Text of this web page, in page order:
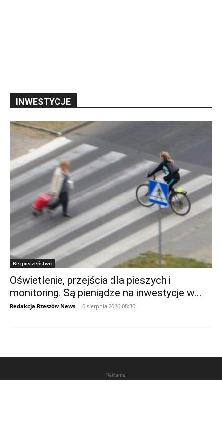
INWESTYCJE
Bezpieczeństwo
Oświetlenie, przejścia dla pieszych i
monitoring. Są pieniądze na inwestycje w...
Redakcja Rzeszów News - 6 sierpnia 2026 08:30
Reklama